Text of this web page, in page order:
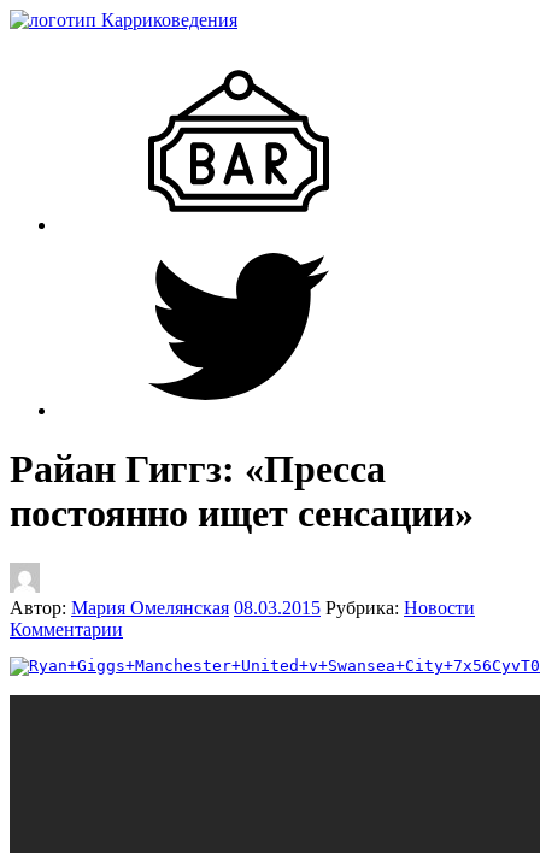
Райан Гиггз: «Пресса
постоянно ищет сенсации»
Автор: Мария Омелянская 08.03.2015 Рубрика: Новости
Комментарии